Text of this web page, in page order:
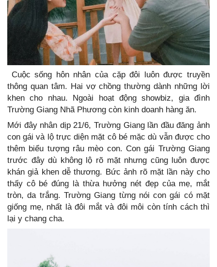
Cuộc sống hôn nhân của cặp đôi luôn được truyền
thông quan tâm. Hai vợ chồng thường dành những lời
khen cho nhau. Ngoài hoạt động showbiz, gia đình
Trường Giang Nhã Phương còn kinh doanh hàng ăn.
Mới đây nhân dịp 21/6, Trường Giang lần đầu đăng ảnh
con gái và lộ trực diện mặt cô bé mặc dù vẫn được cho
thêm biểu tượng râu mèo con. Con gái Trường Giang
trước đây dù không lộ rõ mặt nhưng cũng luôn được
khán giả khen dễ thương. Bức ảnh rõ mặt lần này cho
thấy cô bé đúng là thừa hưởng nét đẹp của mẹ, mắt
tròn, da trắng. Trường Giang từng nói con gái có mặt
giống mẹ, nhất là đôi mắt và đôi môi còn tính cách thì
lại y chang cha.